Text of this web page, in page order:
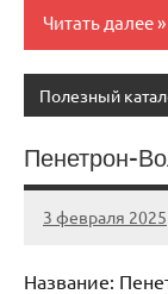
Читать далее
Полезный
Пенетрон-
3 февраля 2025
Anisa
Нет
Название: